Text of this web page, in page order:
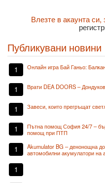
Влезте в акаунта си,
Публикувани новини
1 Онлайн игра Бай Ганьо:
1 Врати DEA DOORS – Дондуков
1 Завеси, които прегръщат
1
Пътна помощ София 24/7 –
помощ при ПТП
1
Akumulator BG – денонощна
автомобилни акумулатори на
1